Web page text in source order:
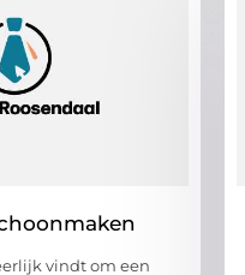
vindt om een